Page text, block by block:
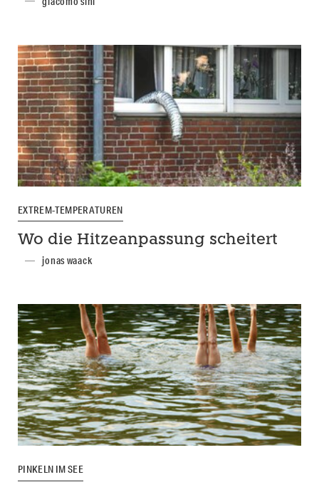
EXTREM-TEMPERATUREN
Wo die Hitzeanpassung scheitert
jonas waack
PINKELN IM SEE